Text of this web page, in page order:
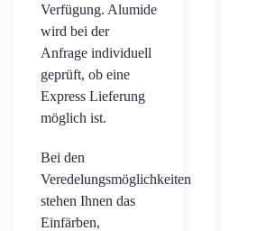
Verfügung. Alumide
wird bei der
Anfrage individuell
geprüft, ob eine
Express Lieferung
möglich ist.
Bei den
Veredelungsmöglichkeiten
stehen Ihnen das
Einfärben,